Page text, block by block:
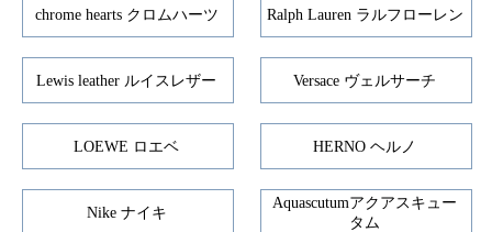
chrome hearts クロムハーツ Ralph Lauren ラルフローレン
Lewis leather ルイスレザー Versace ヴェルサーチ
LOEWE ロエベ HERNO ヘルノ
Nike ナイキ
Aquascutumアクアスキュー
タム